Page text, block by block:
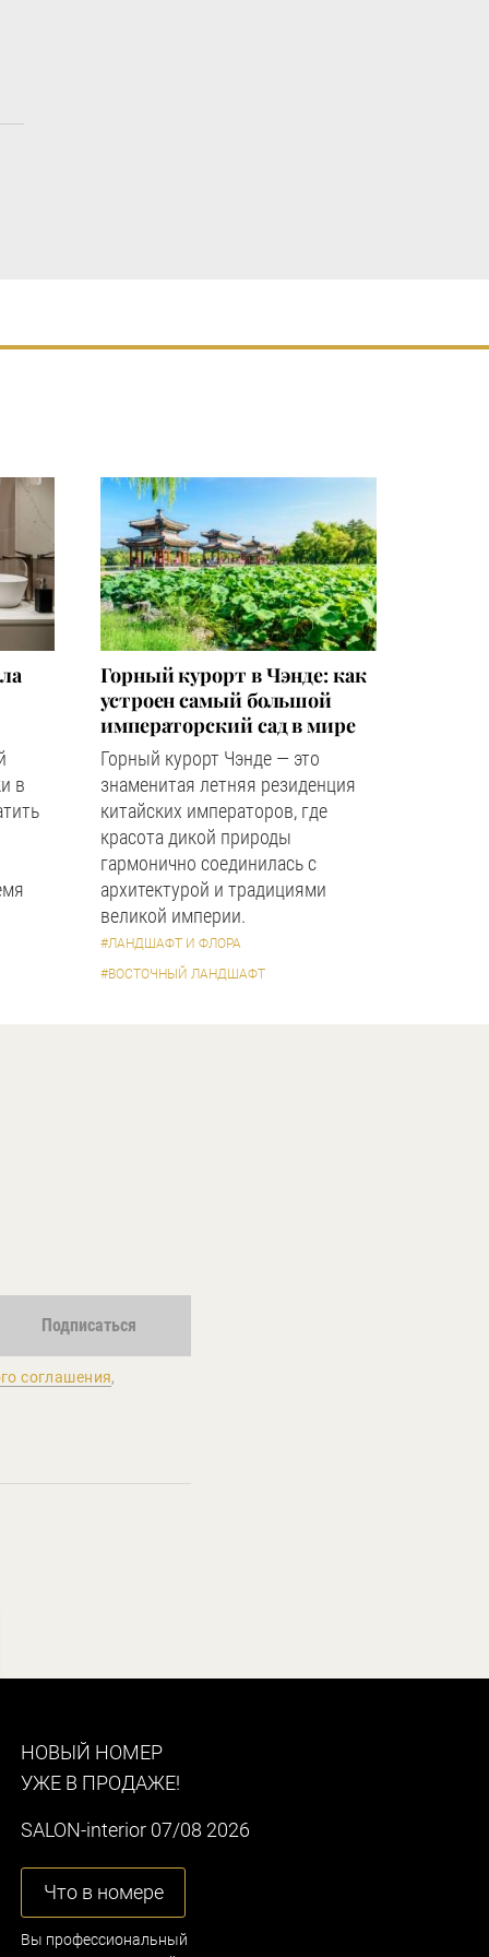
в
Горный курорт в Чэнде: как
устроен самый большой
императорский сад в мире
Горный курорт Чэнде — это
знаменитая летняя резиденция
китайских императоров, где
красота дикой природы
гармонично соединилась с
архитектурой и традициями
великой империи.
#ЛАНДШАФТ И ФЛОРА
#ВОСТОЧНЫЙ ЛАНДШАФТ
Подписаться
соглашения,
НОВЫЙ НОМЕР
УЖЕ В ПРОДАЖЕ!
SALON-interior 07/08 2026
Что в номере
Вы профессиональный